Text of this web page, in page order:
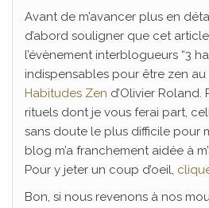
Avant de m’avancer plus en
d’abord souligner que cet
l’évènement interblogueurs “3
indispensables pour être zen
Habitudes Zen d’Olivier Roland.
rituels dont je vous ferai part,
sans doute le plus difficile pour
blog m’a franchement aidée à
Pour y jeter un coup d’oeil,
Bon, si nous revenons à nos